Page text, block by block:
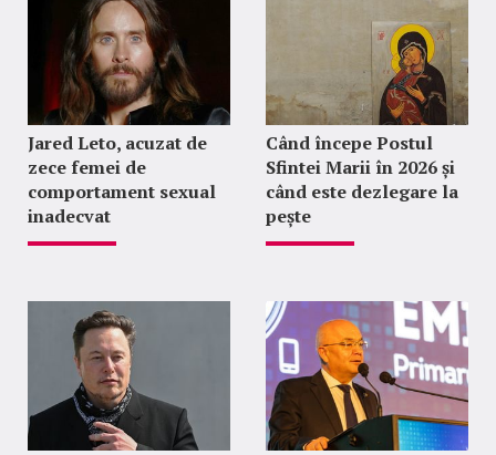
Jared Leto, acuzat de
zece femei de
comportament sexual
inadecvat
Când începe Postul
Sfintei Marii în 2026 și
când este dezlegare la
pește